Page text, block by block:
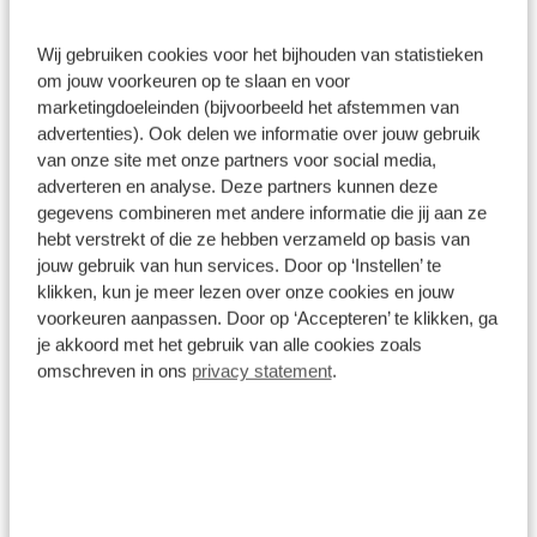
Wij gebruiken cookies voor het bijhouden van statistieken
om jouw voorkeuren op te slaan en voor
marketingdoeleinden (bijvoorbeeld het afstemmen van
advertenties). Ook delen we informatie over jouw gebruik
van onze site met onze partners voor social media,
adverteren en analyse. Deze partners kunnen deze
gegevens combineren met andere informatie die jij aan ze
hebt verstrekt of die ze hebben verzameld op basis van
jouw gebruik van hun services. Door op ‘Instellen’ te
klikken, kun je meer lezen over onze cookies en jouw
voorkeuren aanpassen. Door op ‘Accepteren’ te klikken, ga
je akkoord met het gebruik van alle cookies zoals
omschreven in ons privacy statement.
rijklaarmaakkosten.
Op voorraad
Bekijk details
1/7
€ -2.500
Alfa Romeo Junior
Elettrica Sport Speciale | Automaat
10 km Automaat 2026 Elektrisch
€ 44.585 € 42.085
Prijs is inclusief BTW, BPM, leges, verwijderingsbijdrage en